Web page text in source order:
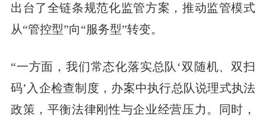
出台了全链条规范化监管方案，推动监管模式
从“管控型”向“服务型”转变。
“一方面，我们常态化落实总队‘双随机、双扫
码’入企检查制度，办案中执行总队说理式执法
政策，平衡法律刚性与企业经营压力。同时，